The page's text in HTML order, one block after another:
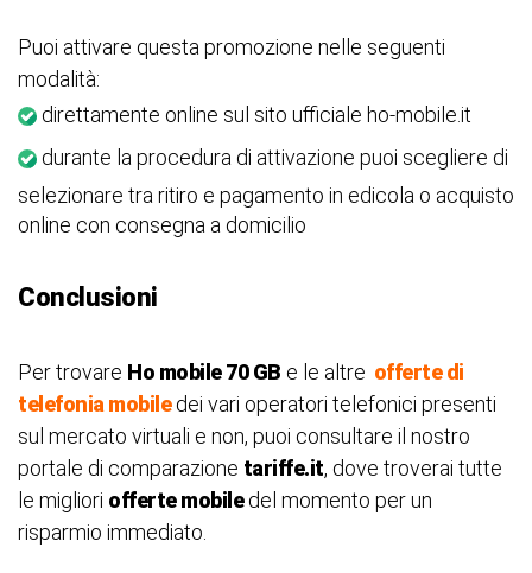
Puoi attivare questa promozione nelle seguenti
modalità:
direttamente online sul sito ufficiale ho-mobile.it
durante la procedura di attivazione puoi scegliere di
selezionare tra ritiro e pagamento in edicola o acquisto
online con consegna a domicilio
Conclusioni
Per trovare Ho mobile 70 GB e le altre offerte di
telefonia mobiledei vari operatori telefonici presenti
sul mercato virtuali e non, puoi consultare il nostro
portale di comparazione tariffe.it, dove troverai tutte
le migliori offerte mobiledel momento per un
risparmio immediato.